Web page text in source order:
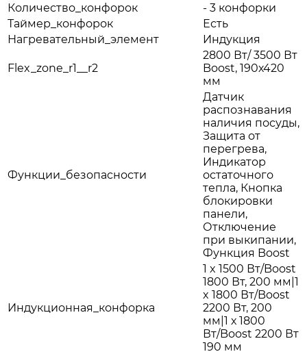
Количество_конфорок
- 3 конфорки
Таймер_конфорок
Есть
Нагревательный_элемент
Индукция
Flex_zone_r1__r2
2800 Вт/ 3500 Вт
Boost, 190х420
мм
Функции_безопасности
Датчик
распознавания
наличия посуды,
Защита от
перегрева,
Индикатор
остаточного
тепла, Кнопка
блокировки
панели,
Отключение
при выкипании,
Функция Boost
Индукционная_конфорка
1 x 1500 Вт/Boost
1800 Вт, 200 мм|1
x 1800 Вт/Boost
2200 Вт, 200
мм|1 х 1800
Вт/Boost 2200 Вт
190 мм